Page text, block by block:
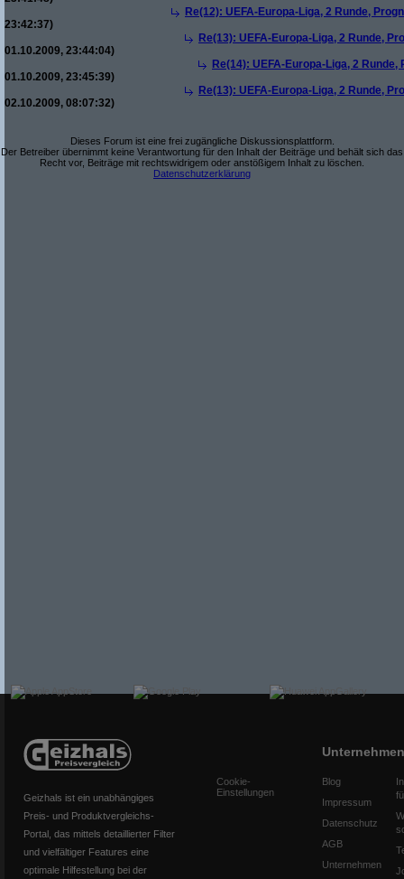
Re(12): UEFA-Europa-Liga, 2 Runde,
23:42:37)
Re(13): UEFA-Europa-Liga, 2 Runde,
01.10.2009, 23:44:04)
Re(14): UEFA-Europa-Liga, 2
01.10.2009, 23:45:39)
Re(13): UEFA-Europa-Liga, 2 Runde,
02.10.2009, 08:07:32)
Dieses Forum ist eine frei zugängliche Diskussionsplattform.
Der Betreiber übernimmt keine Verantwortung für den Inhalt der Beiträge und behält sich das
Recht vor, Beiträge mit rechtswidrigem oder anstößigem Inhalt zu löschen.
Datenschutzerklärung
Geizhals ist ein unabhängiges
Preis- und Produktvergleichs-
Portal, das mittels detaillierter Filter
und vielfältiger Features eine
optimale Hilfestellung bei der
Cookie-
Einstellungen
Unternehmen
Blog
Impressum
Datenschutz
AGB
Unternehmen